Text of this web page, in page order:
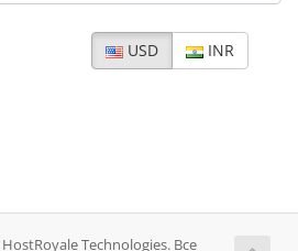
USD INR
Technologies. Все